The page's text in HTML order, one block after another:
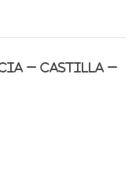
– Castilla –